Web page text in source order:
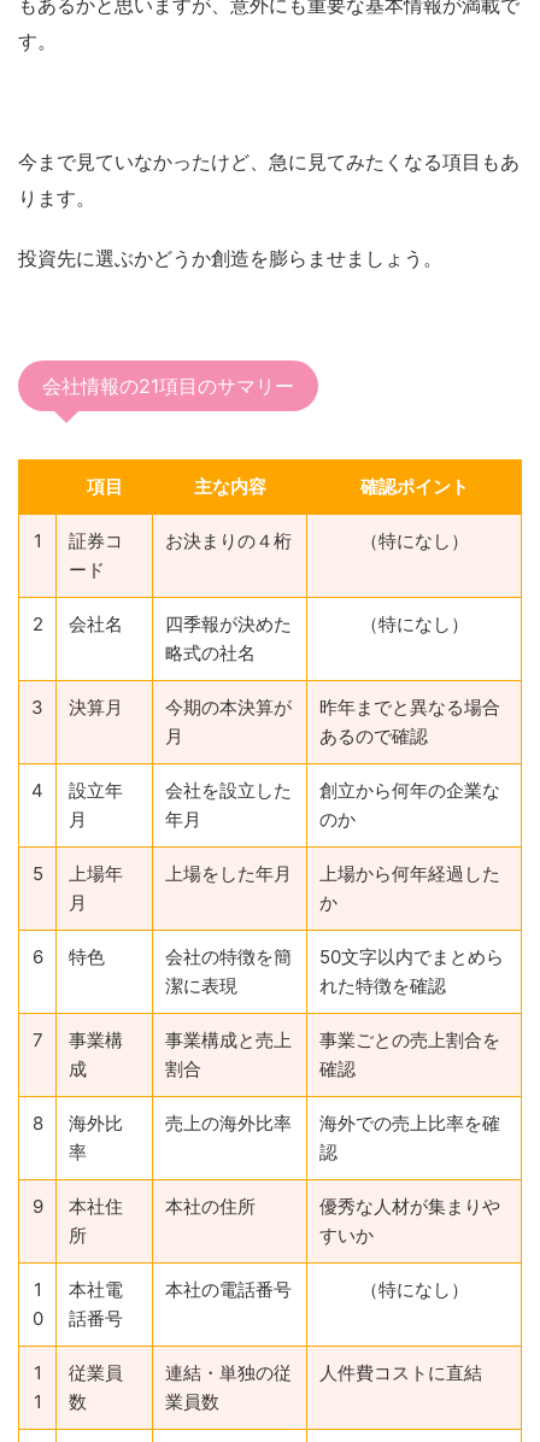
もあるかと思いますが、意外にも重要な基本情報が満載で
す。
今まで見ていなかったけど、急に見てみたくなる項目もあ
ります。
投資先に選ぶかどうか創造を膨らませましょう。
会社情報の21項目のサマリー
項目 主な内容 確認ポイント
1
証券コ
ード
お決まりの４桁 （特になし）
2 会社名
四季報が決めた
略式の社名
（特になし）
3 決算月
今期の本決算が
月
昨年までと異なる場合
あるので確認
4
設立年
月
会社を設立した
年月
創立から何年の企業な
のか
5
上場年
月
上場をした年月
上場から何年経過した
か
6 特色
会社の特徴を簡
潔に表現
50文字以内でまとめら
れた特徴を確認
7
事業構
成
事業構成と売上
割合
事業ごとの売上割合を
確認
8
海外比
率
売上の海外比率
海外での売上比率を確
認
9
本社住
所
本社の住所
優秀な人材が集まりや
すいか
1
0
本社電
話番号
本社の電話番号 （特になし）
1
1
従業員
数
連結・単独の従
業員数
人件費コストに直結